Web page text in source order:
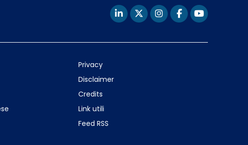
Privacy
Disclaimer
Credits
Link utili
Feed RSS